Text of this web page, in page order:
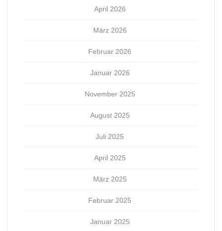
April 2026
März 2026
Februar 2026
Januar 2026
November 2025
August 2025
Juli 2025
April 2025
März 2025
Februar 2025
Januar 2025